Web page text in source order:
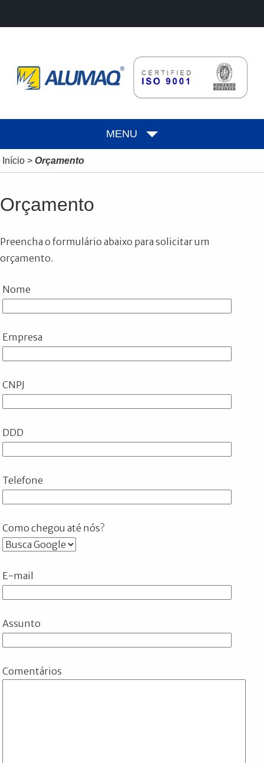
MENU
Início> Orçamento
Orçamento
Preencha o formulário abaixo para solicitar um
orçamento.
Nome
Empresa
CNPJ
DDD
Telefone
Como chegou até nós?
E-mail
Assunto
Comentários